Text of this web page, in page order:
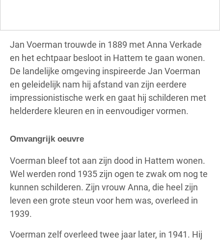
Jan Voerman trouwde in 1889 met Anna Verkade
en het echtpaar besloot in Hattem te gaan wonen.
De landelijke omgeving inspireerde Jan Voerman
en geleidelijk nam hij afstand van zijn eerdere
impressionistische werk en gaat hij schilderen met
helderdere kleuren en in eenvoudiger vormen.
Omvangrijk oeuvre
Voerman bleef tot aan zijn dood in Hattem wonen.
Wel werden rond 1935 zijn ogen te zwak om nog te
kunnen schilderen. Zijn vrouw Anna, die heel zijn
leven een grote steun voor hem was, overleed in
1939.
Voerman zelf overleed twee jaar later, in 1941. Hij